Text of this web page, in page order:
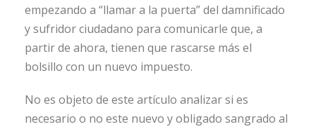
empezando a “llamar a la puerta” del damnificado
y sufridor ciudadano para comunicarle que, a
partir de ahora, tienen que rascarse más el
bolsillo con un nuevo impuesto.
No es objeto de este artículo analizar si es
necesario o no este nuevo y obligado sangrado al